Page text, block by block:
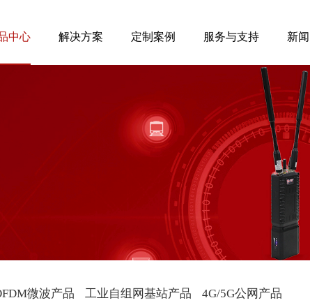
中心 解决方案 定制案例 服务与支持 新
微波产品 工业自组网基站产品 4G/5G公网产品